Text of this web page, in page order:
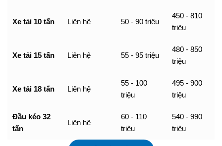
Xe tải 10 tấn Liên hệ 50 - 90 triệu
450 - 810
triệu
Xe tải 15 tấn Liên hệ 55 - 95 triệu
480 - 850
triệu
Xe tải 18 tấn Liên hệ
55 - 100
triệu
495 - 900
triệu
Đầu kéo 32
tấn
Liên hệ
60 - 110
triệu
540 - 990
triệu